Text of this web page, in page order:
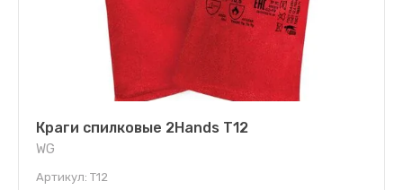
Краги спилковые 2Hands Т12
WG
Артикул: Т12